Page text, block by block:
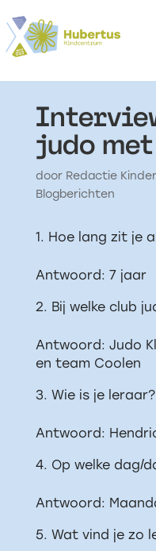
judo
door Redactie
Blogberichten
Hoe lang zit je
Antwoord: 7 jaar
Bij welke club
Antwoord: Judo
en team Coolen
Wie is je leraar?
Antwoord:
Op welke dag/
Antwoord:
Wat vind je zo